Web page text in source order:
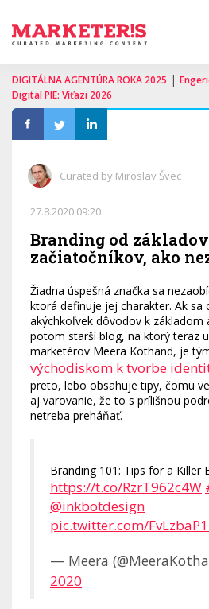
DIGITÁLNA AGENTÚRA ROKA 2025 |
Digital PIE: Víťazi 2026
Curated by Miroslav Švec
27.8.2020 09:20
Branding od
začiatočníkov, ako
Žiadna úspešná značka sa
ktorá definuje jej charakter. Ak sa
akýchkoľvek dôvodov k základom
potom starší blog, na ktorý teraz
marketérov Meera Kothand, je
východiskom k tvorbe
preto, lebo obsahuje tipy, čomu
aj varovanie, že to s prílišnou
netreba preháňať.
Branding 101: Tips for a Killer
https://t.co/RzrT962c4W
@inkbotdesign
pic.twitter.com/
— Meera
2020